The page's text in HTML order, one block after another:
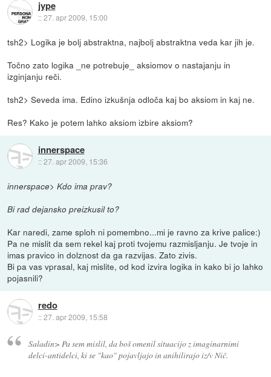
jype
::27. apr 2009, 15:00
tsh2> Logika je bolj abstraktna, najbolj abstraktna veda kar jih je.
Točno zato logika _ne potrebuje_ aksiomov o nastajanju in
izginjanju reči.
tsh2> Seveda ima. Edino izkušnja odloča kaj bo aksiom in kaj ne.
Res? Kako je potem lahko aksiom izbire aksiom?
innerspace
::27. apr 2009, 15:36
innerspace> Kdo ima prav?
Bi rad dejansko preizkusil to?
Kar naredi, zame sploh ni pomembno...mi je ravno za krive palice:)
Pa ne mislit da sem rekel kaj proti tvojemu razmisljanju. Je tvoje in
imas pravico in dolznost da ga razvijas. Zato zivis.
Bi pa vas vprasal, kaj mislite, od kod izvira logika in kako bi jo lahko
pojasnili?
redo
::27. apr 2009, 15:58
Saladin> Pa sem mislil, da boš omenil situacijo z imaginarnimi
delci-antidelci, ki se "kao" pojavljajo in anihilirajo iz/v Nič.